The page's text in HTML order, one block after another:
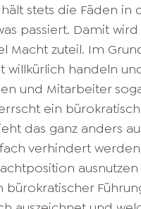
stets die Fäden in
passiert. Damit
Macht zuteil. Im
willkürlich handeln
und Mitarbeiter
ein
das ganz anders
verhindert
bürokratischer